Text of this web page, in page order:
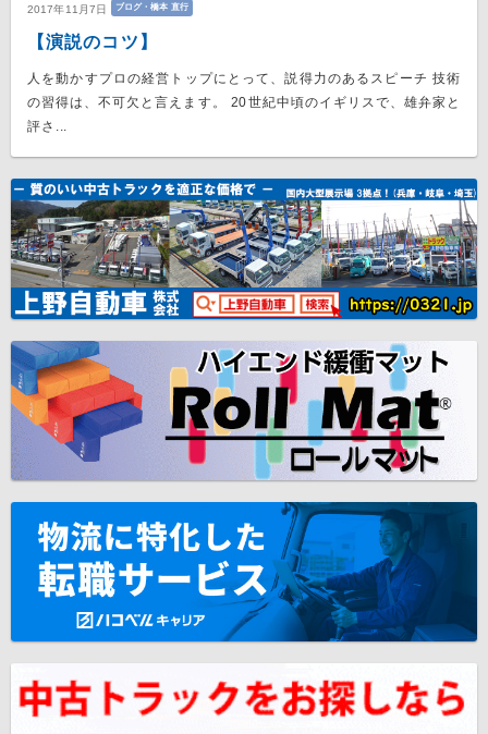
2017年11月7日 ブログ・橋本 直行
【演説のコツ】
人を動かすプロの経営トップにとって、説得力のあるスピーチ 技術
の習得は、不可欠と言えます。 20世紀中頃のイギリスで、雄弁家と
評さ...